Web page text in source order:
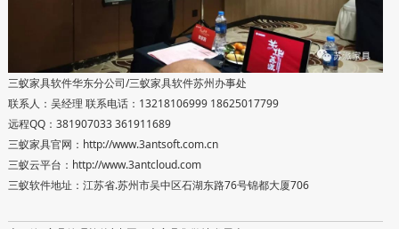
三蚁家具软件华东分公司/三蚁家具软件苏州办事处
联系人：吴经理 联系电话：13218106999 18625017799
远程QQ：381907033 361911689
三蚁家具官网：http://www.3antsoft.com.cn
三蚁云平台：http://www.3antcloud.com
三蚁软件地址：江苏省.苏州市吴中区石湖东路76号锦都大厦706